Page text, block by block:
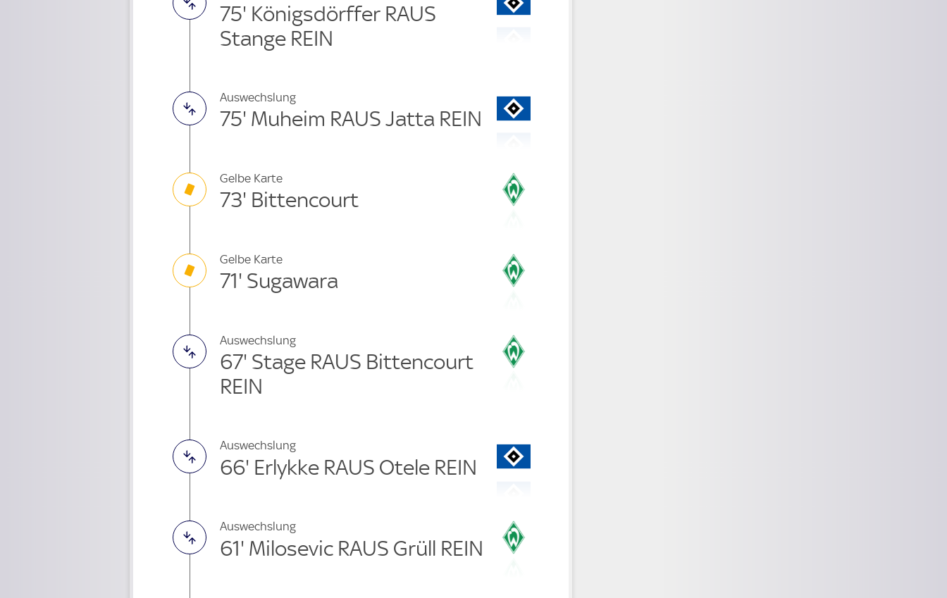
75' Königsdörffer RAUS
Stange REIN
Auswechslung
75' Muheim RAUS Jatta REIN
Gelbe Karte
73' Bittencourt
Gelbe Karte
71' Sugawara
Auswechslung
67' Stage RAUS Bittencourt
REIN
Auswechslung
66' Erlykke RAUS Otele REIN
Auswechslung
61' Milosevic RAUS Grüll REIN